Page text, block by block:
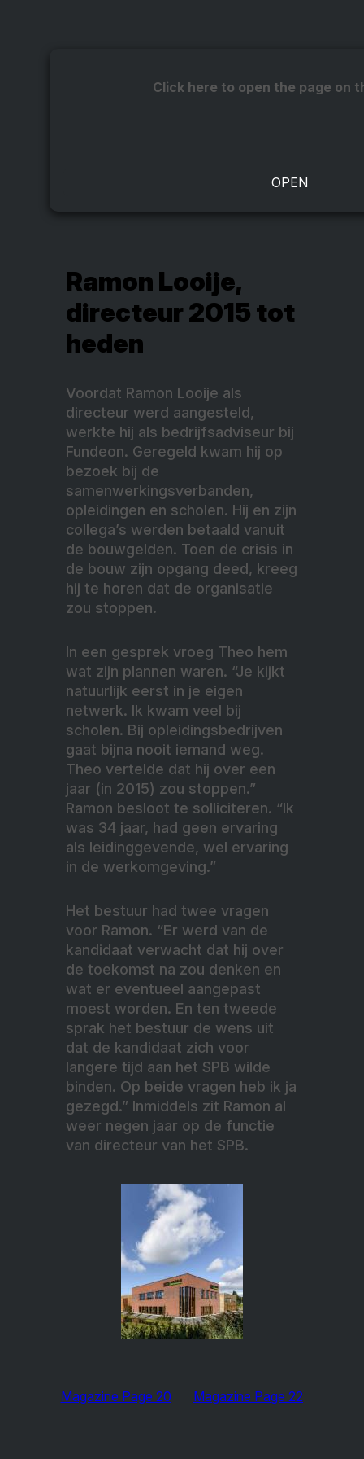
Click here to open the page on
Ramon Looije,
directeur 2015 tot
heden
Voordat Ramon Looije als
directeur werd aangesteld,
werkte hij als bedrijfsadviseur bij
Fundeon. Geregeld kwam hij op
bezoek bij de
samenwerkingsverbanden,
opleidingen en scholen. Hij en zijn
collega’s werden betaald vanuit
de bouwgelden. Toen de crisis in
de bouw zijn opgang deed, kreeg
hij te horen dat de organisatie
zou stoppen.
In een gesprek vroeg Theo hem
wat zijn plannen waren. “Je kijkt
natuurlijk eerst in je eigen
netwerk. Ik kwam veel bij
scholen. Bij opleidingsbedrijven
gaat bijna nooit iemand weg.
Theo vertelde dat hij over een
jaar (in 2015) zou stoppen.”
Ramon besloot te solliciteren. “Ik
was 34 jaar, had geen ervaring
als leidinggevende, wel ervaring
in de werkomgeving.”
Het bestuur had twee vragen
voor Ramon. “Er werd van de
kandidaat verwacht dat hij over
de toekomst na zou denken en
wat er eventueel aangepast
moest worden. En ten tweede
sprak het bestuur de wens uit
dat de kandidaat zich voor
langere tijd aan het SPB wilde
binden. Op beide vragen heb ik ja
gezegd.” Inmiddels zit Ramon al
weer negen jaar op de functie
van directeur van het SPB.
Magazine Page 20 Magazine Page 22